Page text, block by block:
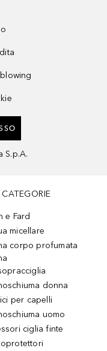
S.p.A.
e Fard
micellare
corpo profumata
donna
per capelli
uomo
ciglia finte